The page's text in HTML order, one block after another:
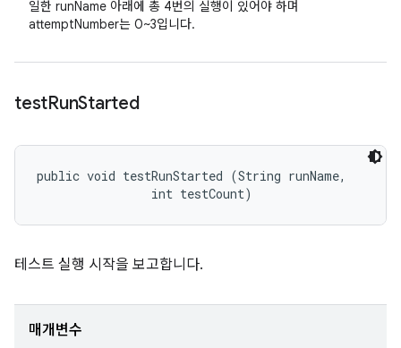
일한 runName 아래에 총 4번의 실행이 있어야 하며
attemptNumber는 0~3입니다.
testRunStarted
public void testRunStarted (String runName,
                int testCount)
테스트 실행 시작을 보고합니다.
매개변수